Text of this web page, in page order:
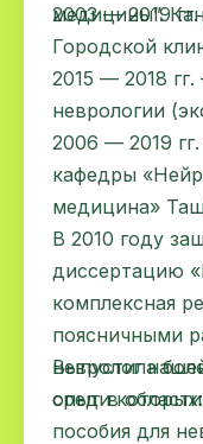
медицины”.
2003 — 2019
Городской
2015 — 2018
неврологии
2006 — 2019
кафедры
медицина»
В 2010 году
диссертацию
комплексная
поясничными
невролог
опыт в
Выпустила
среди
пособия для